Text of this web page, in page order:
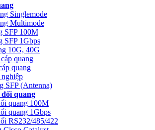
Singlemode
Multimode
SFP 100M
SFP 1Gbps
10G, 40G
quang
quang
SFP (Antenna)
quang
quang 100M
quang 1Gbps
RS232/485/422